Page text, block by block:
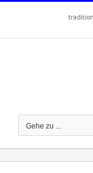
springen
Gehe zu ...